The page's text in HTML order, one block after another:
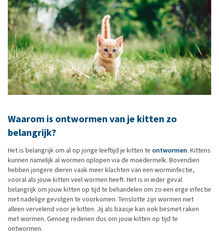
Waarom is ontwormen van je kitten zo
belangrijk?
Het is belangrijk om al op jonge leeftijd je kitten te ontwormen. Kittens
kunnen namelijk al wormen oplopen via de moedermelk. Bovendien
hebben jongere dieren vaak meer klachten van een worminfectie,
vooral als jouw kitten veel wormen heeft. Het is in ieder geval
belangrijk om jouw kitten op tijd te behandelen om zo een erge infectie
met nadelige gevolgen te voorkomen. Tenslotte zijn wormen niet
alleen vervelend voor je kitten. Jij als baasje kan ook besmet raken
met wormen. Genoeg redenen dus om jouw kitten op tijd te
ontwormen.